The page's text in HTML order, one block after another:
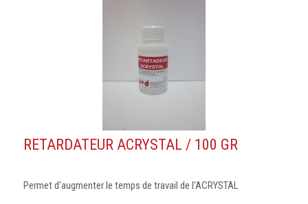
RETARDATEUR ACRYSTAL / 100 GR
Permet d'augmenter le temps de travail de l'ACRYSTAL